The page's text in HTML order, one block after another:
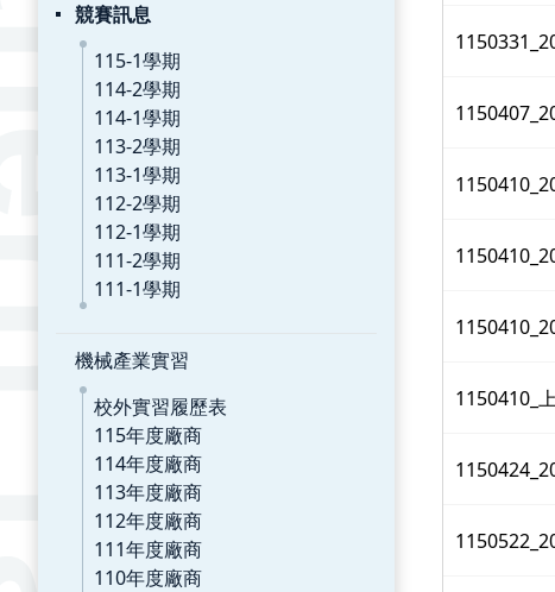
競賽訊息
115-1學期
114-2學期
114-1學期
113-2學期
113-1學期
112-2學期
112-1學期
111-2學期
111-1學期
機械產業實習
校外實習履歷表
115年度廠商
114年度廠商
113年度廠商
112年度廠商
111年度廠商
110年度廠商
1150410_